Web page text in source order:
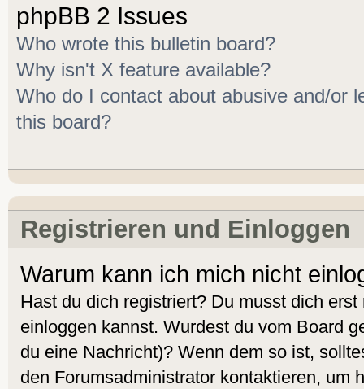
phpBB 2 Issues
Who wrote this bulletin board?
Why isn't X feature available?
Who do I contact about abusive and/or
this board?
Registrieren und Einloggen
Warum kann ich mich nicht
Hast du dich registriert? Du musst dich
einloggen kannst. Wurdest du vom Board
du eine Nachricht)? Wenn dem so ist,
den Forumsadministrator kontaktieren, um